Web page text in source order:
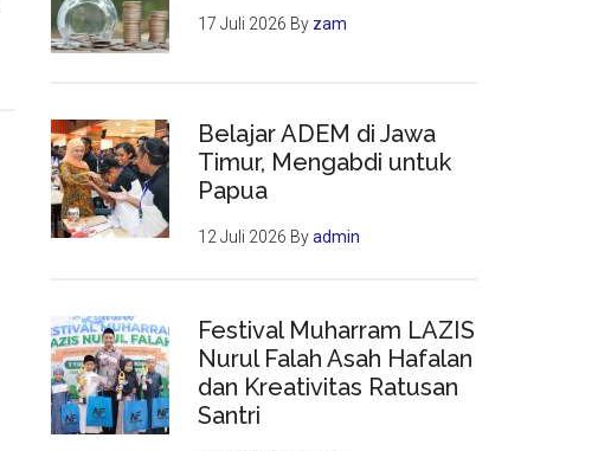
17 Juli 2026 By zam
Belajar ADEM di Jawa
Timur, Mengabdi untuk
Papua
12 Juli 2026 Byadmin
Festival Muharram LAZIS
Nurul Falah Asah Hafalan
dan Kreativitas Ratusan
Santri